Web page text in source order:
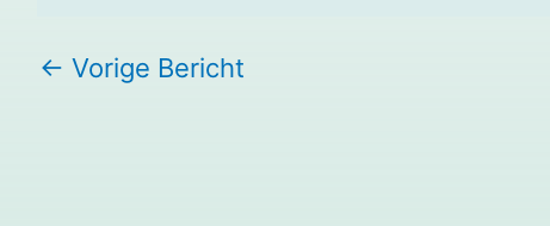
← Vorige Bericht